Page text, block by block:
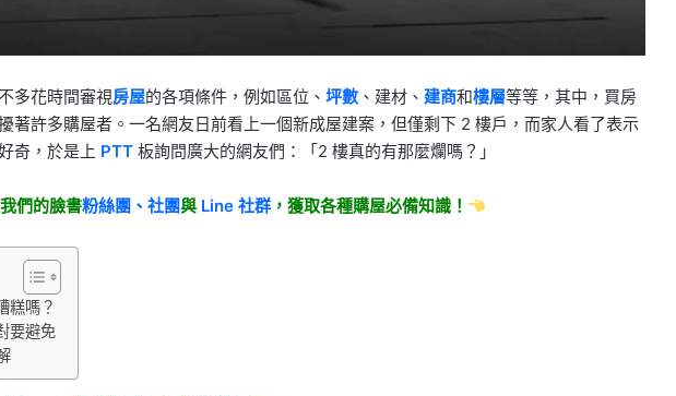
多花時間審視房屋的各項條件，例如區位、 坪數、建材、 建商和樓層等等，其中，買房
著許多購屋者。一名網友日前看上一個新成屋建案，但僅剩下 2 樓戶，而家人看了表示
奇，於是上 PTT板詢問廣大的網友們：「2 樓真的有那麼爛嗎？」
們的臉書粉絲團、 社團與 Line 社群，獲取各種購屋必備知識！
糕嗎？
要避免